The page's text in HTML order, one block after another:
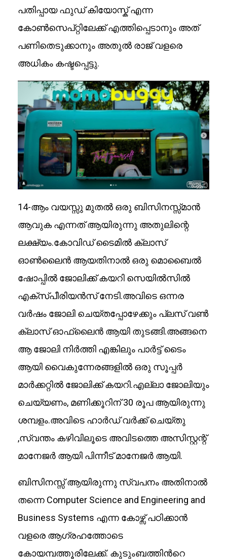
പതിപ്പായ ഫുഡ് കിയോസ്ക് എന്ന
കോൺസെപ്റ്റിലേക്ക് എത്തിപ്പെടാനും അത്
പണിതെടുക്കാനും അതുൽ രാജ് വളരെ
അധികം കഷ്ടപ്പെട്ടു.
14-ആം വയസ്സു മുതൽ ഒരു ബിസിനസ്സ്മാൻ
ആവുക എന്നത് ആയിരുന്നു അതുലിന്റെ
ലക്ഷ്യം.കോവിഡ് ടൈമിൽ ക്ലാസ്
ഓൺലൈൻ ആയതിനാൽ ഒരു മൊബൈൽ
ഷോപ്പിൽ ജോലിക്ക് കയറി സെയിൽസിൽ
എക്സ്പീരിയൻസ് നേടി.അവിടെ ഒന്നര
വർഷം ജോലി ചെയ്തപ്പോഴേക്കും പ്ലസ് വൺ
ക്ലാസ് ഓഫ്‌ലൈൻ ആയി തുടങ്ങി.അങ്ങനെ
ആ ജോലി നിർത്തി എങ്കിലും പാർട്ട് ടൈം
ആയി വൈകുന്നേരങ്ങളിൽ ഒരു സൂപ്പർ
മാർക്കറ്റിൽ ജോലിക്ക് കയറി.എല്ലാ ജോലിയും
ചെയ്യണം, മണിക്കൂറിന് 30 രൂപ ആയിരുന്നു
ശമ്പളം.അവിടെ ഹാർഡ് വർക്ക് ചെയ്തു
,സ്വന്തം കഴിവിലൂടെ അവിടത്തെ അസിസ്റ്റന്റ്
മാനേജർ ആയി പിന്നീട് മാനേജർ ആയി.
ബിസിനസ്സ് ആയിരുന്നു സ്വപനം അതിനാൽ
തന്നെ Computer Science and Engineering and
Business Systems എന്ന കോഴ്സ് പഠിക്കാൻ
വളരെ ആഗ്രഹത്തോടെ
കോയമ്പത്തൂരിലേക്ക്. കുടുംബത്തിൻറെ